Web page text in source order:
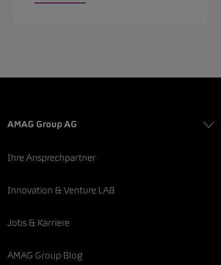
AMAG Group AG
Ihre Ansprechpartner
Innovation & Venture LAB
Jobs & Karriere
AMAG Group Blog